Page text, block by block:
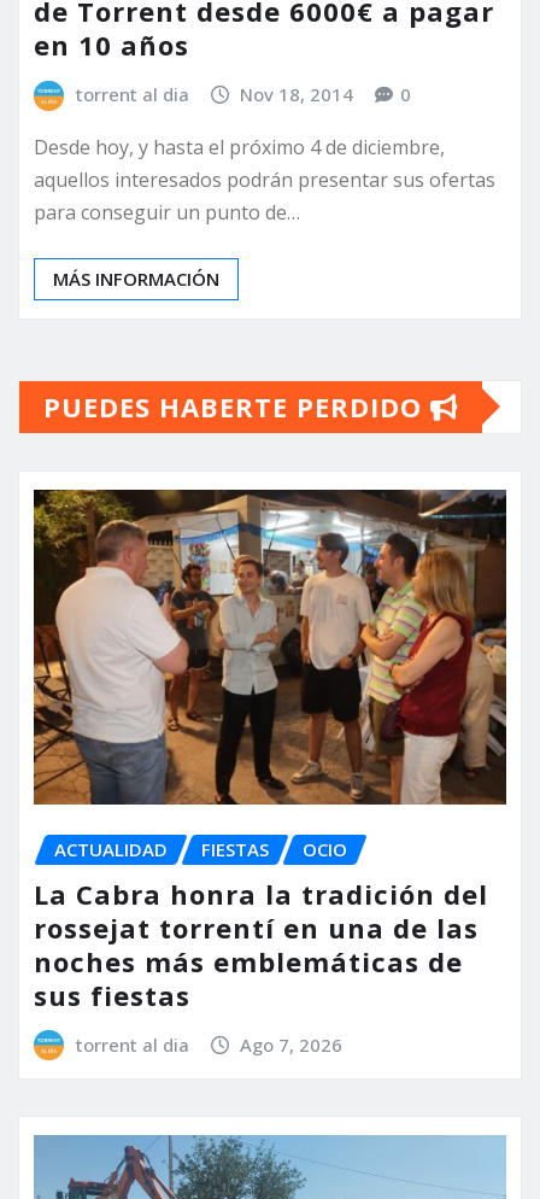
de Torrent desde 6000€ a pagar
en 10 años
torrent al dia Nov 18, 2014 0
Desde hoy, y hasta el próximo 4 de diciembre,
aquellos interesados podrán presentar sus ofertas
para conseguir un punto de…
MÁS INFORMACIÓN
PUEDES HABERTE PERDIDO
ACTUALIDAD FIESTAS OCIO
La Cabra honra la tradición del
rossejat torrentí en una de las
noches más emblemáticas de
sus fiestas
torrent al dia Ago 7, 2026